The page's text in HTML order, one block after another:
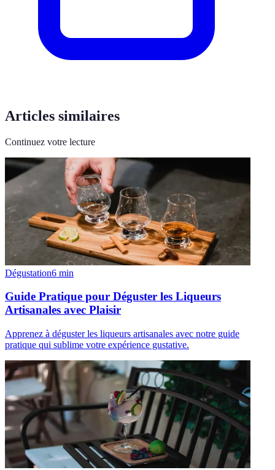
Articles similaires
Continuez votre lecture
Dégustation6 min
Guide Pratique pour Déguster les Liqueurs
Artisanales avec Plaisir
Apprenez à déguster les liqueurs artisanales avec notre guide
pratique qui sublime votre expérience gustative.